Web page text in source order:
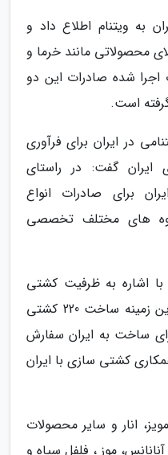
به ویتنام اطلاع داد و
محصولاتی مانند خرما و
اجرا شده صادرات این دو
است.
در ایران برای فرآوری
ایران گفت: در راستای
برای صادرات انواع
های مختلف تخصصی
با اشاره به ظرفیت کشتی
سازی در بوشهر اضافه کرد: در این زمینه ساخت 220 کشتی
برای ساخت به ایران سفارش
کشتی سازی با ایران
انار و سایر محصولات
موز ، فلفل سیاه و